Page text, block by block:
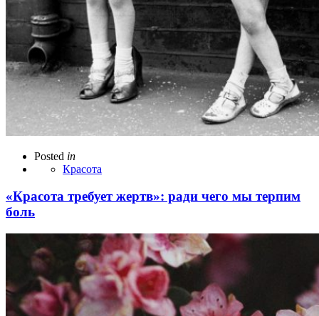
Posted in
Красота
«Красота требует жертв»: ради чего мы терпим
боль